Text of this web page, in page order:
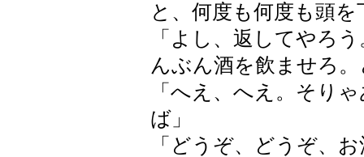
と、何度も何度も頭
「よし、返してやろ
んぶん酒を飲ませろ
「へえ、へえ。そり
ば」
「どうぞ、どうぞ、